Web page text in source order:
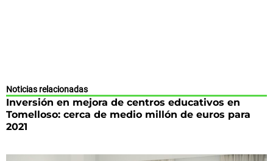
Noticias relacionadas
Inversión en mejora de centros educativos en
Tomelloso: cerca de medio millón de euros para
2021